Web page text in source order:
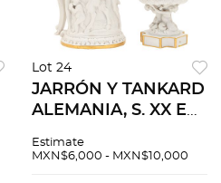
Lot 24
JARRÓN Y TANKARD
ALEMANIA, S. XX En
SITZENDORF
Estimate
MXN$6,000 - MXN$10,000